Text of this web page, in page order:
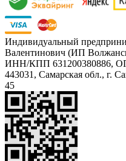
Индивидуальный
Валентинович (ИП
ИНН/КПП 631200380886,
443031, Самарская обл., г.
45